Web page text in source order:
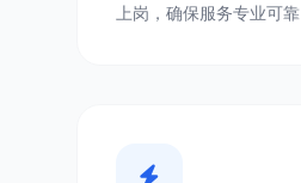
上岗，确保服务专业可靠